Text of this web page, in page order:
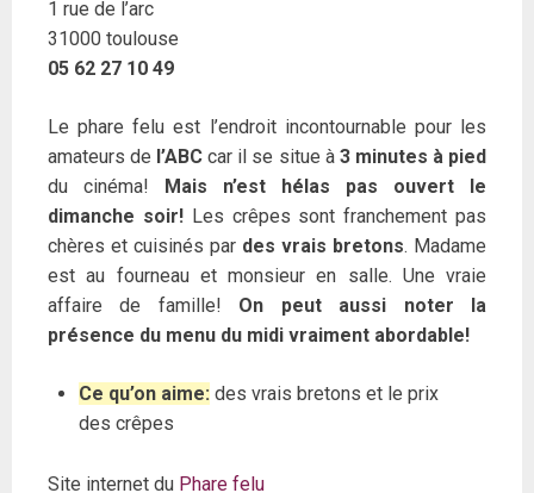
1 rue de l’arc
31000 toulouse
05 62 27 10 49
Le phare felu est l’endroit incontournable pour les
amateurs de l’ABCcar il se situe à 3 minutes à pied
du cinéma!
Mais n’est hélas pas ouvert le
dimanche soir!Les crêpes sont franchement pas
chères et cuisinés par des vrais bretons. Madame
est au fourneau et monsieur en salle. Une vraie
affaire de famille! On peut aussi noter la
présence du menu du midi vraiment abordable!
Ce qu’on aime: des vrais bretons et le prix
des crêpes
Site internet du Phare felu